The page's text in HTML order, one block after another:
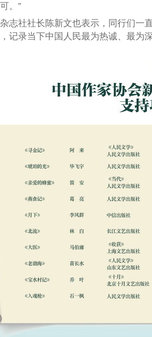
。”
社社长陈新文也表示，同行们一
记录当下中国人民最为热诚、最